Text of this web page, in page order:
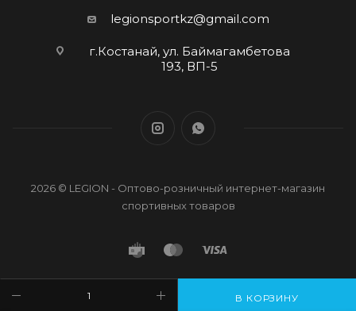
В КОРЗИНУ
legionsportkz@gmail.com
г.Костанай, ул. Баймагамбетова
193, ВП-5
2026 © LEGION - Оптово-розничный интернет-магазин
спортивных товаров